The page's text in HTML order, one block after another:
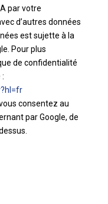
par votre
d’autres données
est sujette à la
Pour plus
de confidentialité
consentez au
par Google, de